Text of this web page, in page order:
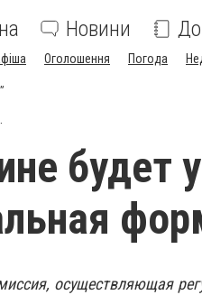
Новини
Оголошення Погода
будет
осуществляющая